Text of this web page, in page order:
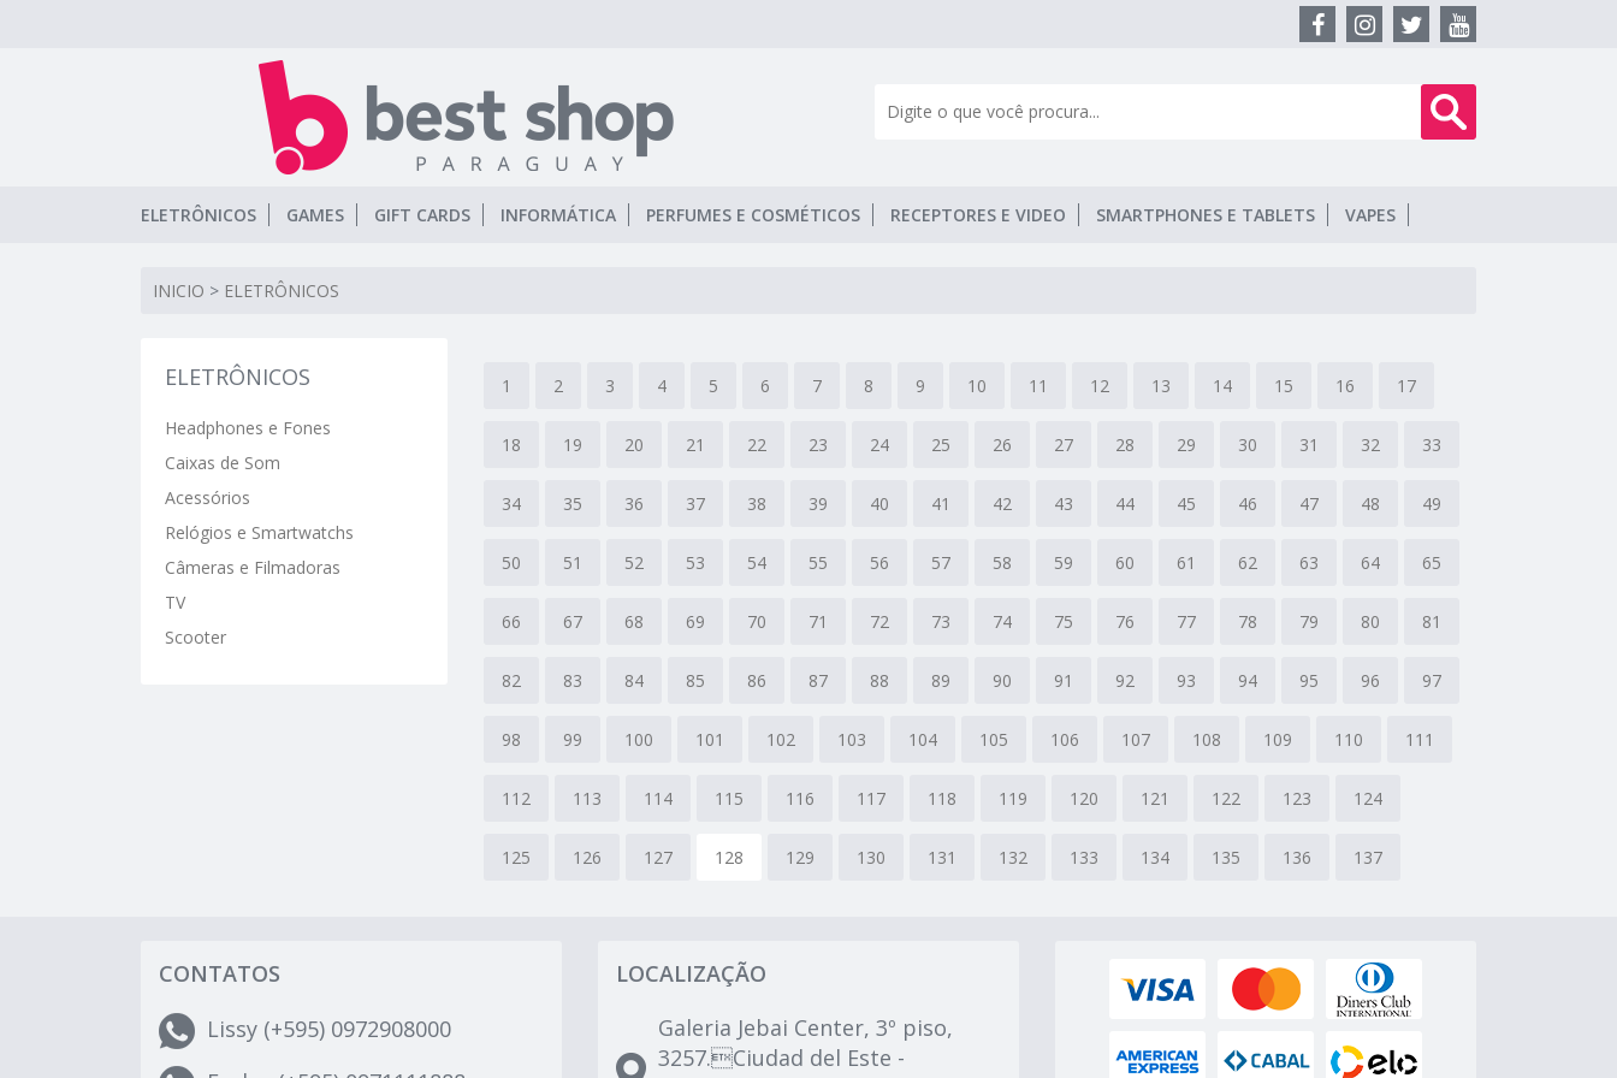
ELETRÔNICOS GAMES GIFT CARDS INFORMÁTICA PERFUMES E COSMÉTICOS RECEPTORES E VIDEO SMARTPHONES E TABLETS VAPES
INICIO > ELETRÔNICOS
ELETRÔNICOS
Headphones e Fones
Caixas de Som
Acessórios
Relógios e Smartwatchs
Câmeras e Filmadoras
TV
Scooter
1 2 3 4 5 6 7 8 9 10 11 12 13 14 15 16 17
18 19 20 21 22 23 24 25 26 27 28 29 30 31 32 33
34 35 36 37 38 39 40 41 42 43 44 45 46 47 48 49
50 51 52 53 54 55 56 57 58 59 60 61 62 63 64 65
66 67 68 69 70 71 72 73 74 75 76 77 78 79 80 81
82 83 84 85 86 87 88 89 90 91 92 93 94 95 96 97
98 99 100 101 102 103 104 105 106 107 108 109 110 111
112 113 114 115 116 117 118 119 120 121 122 123 124
125 126 127 128 129 130 131 132 133 134 135 136 137
CONTATOS
Lissy (+595) 0972908000
LOCALIZAÇÃO
Galeria Jebai Center, 3º piso,
3257.Ciudad del Este -